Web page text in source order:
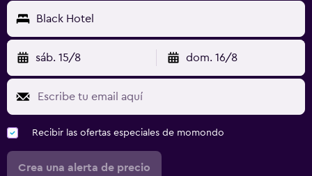
Black Hotel
sáb. 15/8 dom. 16/8
Recibir las ofertas especiales de momondo
Crea una alerta de precio